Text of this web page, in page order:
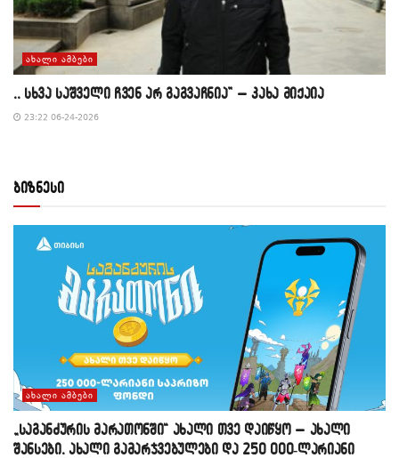
ᲐᲮᲐᲚᲘ ᲐᲛᲑᲔᲑᲘ
,, სხვა საშველი ჩვენ არ გაგვაჩნია” – კახა მიქაია
23:22 06-24-2026
ბიზნესი
ᲐᲮᲐᲚᲘ ᲐᲛᲑᲔᲑᲘ
„საგანძურის მარათონში“ ახალი თვე დაიწყო – ახალი
შანსები, ახალი გამარჯვებულები და 250 000-ლარიანი